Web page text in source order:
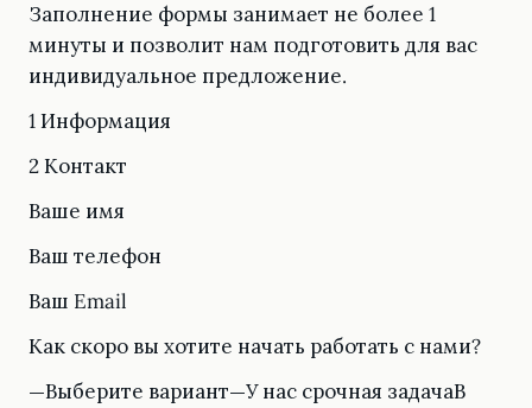
Заполнение формы занимает не более 1
минуты и позволит нам подготовить для вас
индивидуальное предложение.
1 Информация
2 Контакт
Ваше имя
Ваш телефон
Ваш Email
Как скоро вы хотите начать работать с нами?
—Выберите вариант—У нас срочная задачаВ